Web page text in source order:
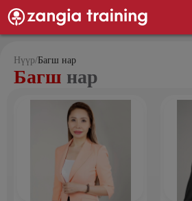
Нүүр/Багш нар
Багш нар